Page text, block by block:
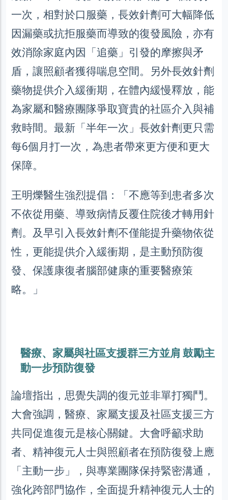
一次，相對於口服藥，長效針劑可大幅降低
因漏藥或抗拒服藥而導致的復發風險，亦有
效消除家庭內因「追藥」引發的摩擦與矛
盾，讓照顧者獲得喘息空間。另外長效針劑
藥物提供介入緩衝期，在體內緩慢釋放，能
為家屬和醫療團隊爭取寶貴的社區介入與補
救時間。最新「半年一次」長效針劑更只需
每6個月打一次，為患者帶來更方便和更大
保障。
王明爍醫生強烈提倡：「不應等到患者多次
不依從用藥、導致病情反覆住院後才轉用針
劑。及早引入長效針劑不僅能提升藥物依從
性，更能提供介入緩衝期，是主動預防復
發、保護康復者腦部健康的重要醫療策
略。」
醫療、家屬與社區支援群三方並肩 鼓勵主
動一步預防復發
論壇指出，思覺失調的復元並非單打獨鬥。
大會強調，醫療、家屬支援及社區支援三方
共同促進復元是核心關鍵。大會呼籲求助
者、精神復元人士與照顧者在預防復發上應
「主動一步」，與專業團隊保持緊密溝通，
強化跨部門協作，全面提升精神復元人士的